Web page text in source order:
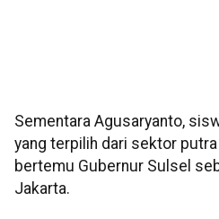
Sementara Agusaryanto,
yang terpilih dari sektor
bertemu Gubernur Sulsel
Jakarta.